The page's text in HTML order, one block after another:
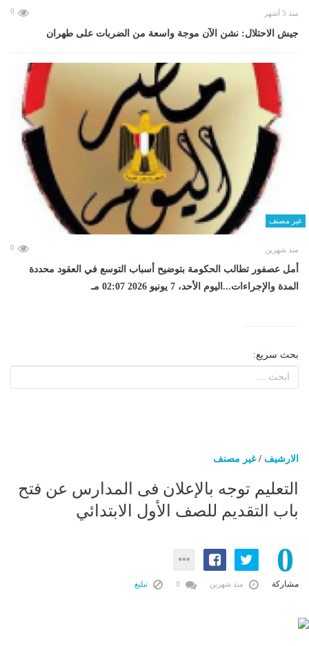
منذ 5 أشهر 0
جيش الاحتلال: نشن الآن موجة واسعة من الضربات على طهران
غير مصنف
منذ شهرين 0
أمل عصفور تطالب الحكومة بتوضيح أسباب التوسع في العقود محددة
المدة والإجراءات...اليوم الأحد، 7 يونيو 2026 02:07 مـ
بحث سريع:
الارشيف /غير مصنف
التعليم توجه بالإعلان فى المدارس عن فتح
باب التقديم للصف الأول الابتدائي
0
مشاركة منذ شهرين تبليغ